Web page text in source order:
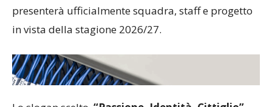
presenterà ufficialmente squadra, staff e progetto
in vista della stagione 2026/27.